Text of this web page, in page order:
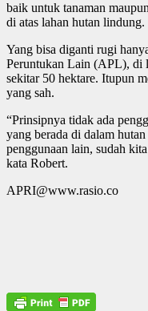
baik untuk tanaman
di atas lahan hutan lindung.
Yang bisa diganti rugi
Peruntukan Lain (APL), di
sekitar 50 hektare. Itupun
yang sah.
“Prinsipnya tidak ada
yang berada di dalam
penggunaan lain, sudah
kata Robert.
APRI@www.rasio.co